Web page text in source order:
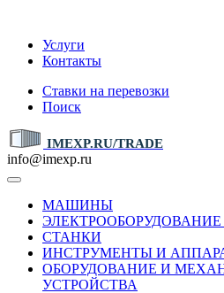
Услуги
Контакты
Ставки на перевозки
Поиск
IMEXP.RU/TRADE
info@imexp.ru
МАШИНЫ
ЭЛЕКТРООБОРУДОВАНИЕ
СТАНКИ
ИНСТРУМЕНТЫ И
ОБОРУДОВАНИЕ И
УСТРОЙСТВА